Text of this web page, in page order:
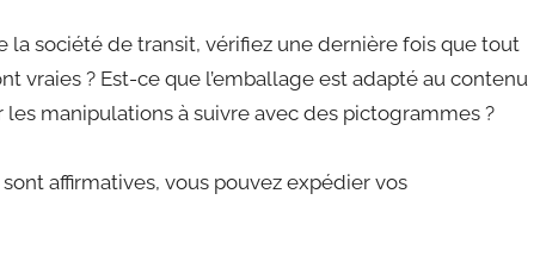
société de transit, vérifiez une dernière fois que tout
vraies ? Est-ce que l’emballage est adapté au contenu
les manipulations à suivre avec des pictogrammes ?
affirmatives, vous pouvez expédier vos